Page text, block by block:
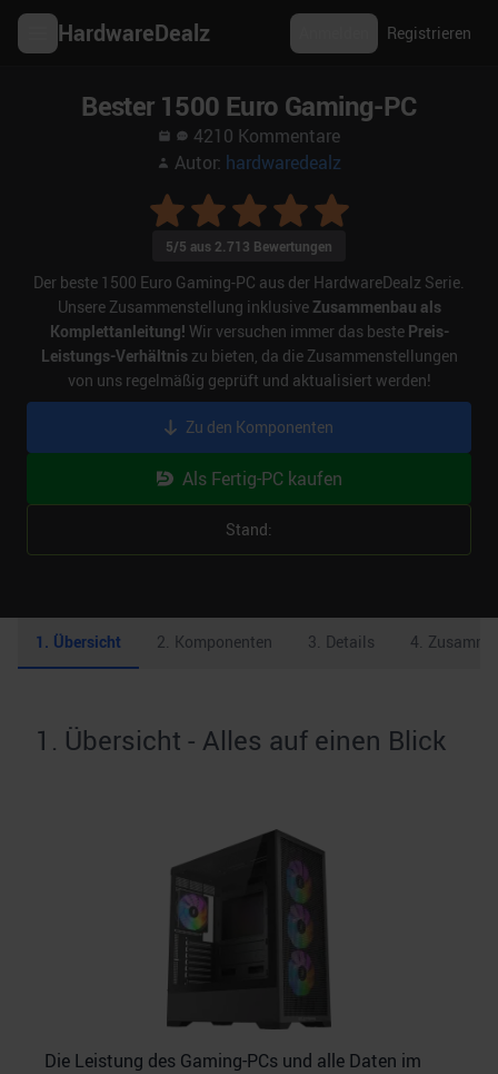
HardwareDealz Registrieren
Bester 1500 Euro Gaming-PC
4210 Kommentare
Autor: hardwaredealz
5/5 aus 2.713 Bewertungen
Der beste 1500 Euro Gaming-PC aus der HardwareDealz Serie.
Unsere Zusammenstellung inklusive Zusammenbau als
Komplettanleitung! Wir versuchen immer das beste Preis-
Leistungs-Verhältniszu bieten, da die Zusammenstellungen
von uns regelmäßig geprüft und aktualisiert werden!
Zu den Komponenten
Als Fertig-PC kaufen
Stand:
1 . Übersicht 2. Komponenten 3. Details 4.
1. Übersicht - Alles auf einen Blick
Die Leistung des Gaming-PCs und alle Daten im